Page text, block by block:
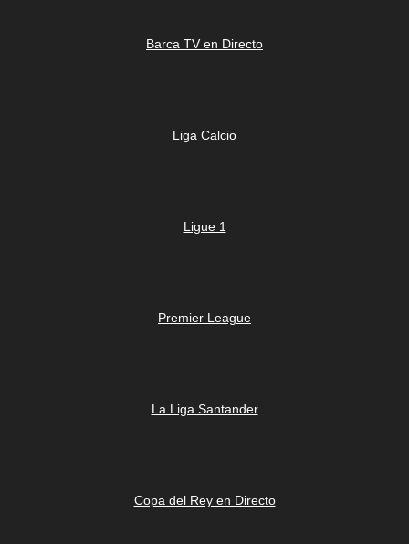
Barca TV en Directo
Liga Calcio
Ligue 1
Premier League
La Liga Santander
Copa del Rey en Directo